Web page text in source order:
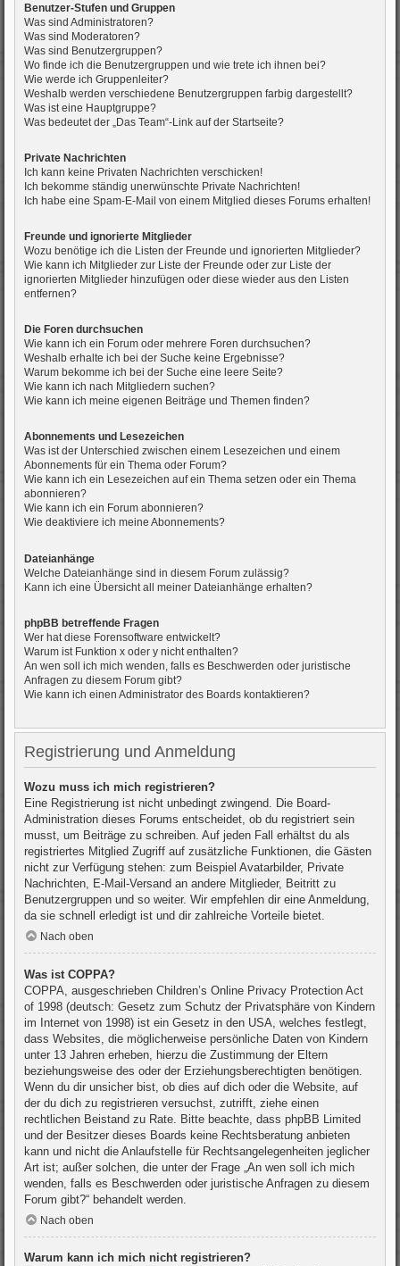
Benutzer-Stufen und Gruppen
Was sind Administratoren?
Was sind Moderatoren?
Was sind Benutzergruppen?
Wo finde ich die Benutzergruppen und wie trete ich ihnen bei?
Wie werde ich Gruppenleiter?
Weshalb werden verschiedene Benutzergruppen farbig dargestellt?
Was ist eine Hauptgruppe?
Was bedeutet der „Das Team“-Link auf der Startseite?
Private Nachrichten
Ich kann keine Privaten Nachrichten verschicken!
Ich bekomme ständig unerwünschte Private Nachrichten!
Ich habe eine Spam-E-Mail von einem Mitglied dieses Forums erhalten!
Freunde und ignorierte Mitglieder
Wozu benötige ich die Listen der Freunde und ignorierten Mitglieder?
Wie kann ich Mitglieder zur Liste der Freunde oder zur Liste der
ignorierten Mitglieder hinzufügen oder diese wieder aus den Listen
entfernen?
Die Foren durchsuchen
Wie kann ich ein Forum oder mehrere Foren durchsuchen?
Weshalb erhalte ich bei der Suche keine Ergebnisse?
Warum bekomme ich bei der Suche eine leere Seite?
Wie kann ich nach Mitgliedern suchen?
Wie kann ich meine eigenen Beiträge und Themen finden?
Abonnements und Lesezeichen
Was ist der Unterschied zwischen einem Lesezeichen und einem
Abonnements für ein Thema oder Forum?
Wie kann ich ein Lesezeichen auf ein Thema setzen oder ein Thema
abonnieren?
Wie kann ich ein Forum abonnieren?
Wie deaktiviere ich meine Abonnements?
Dateianhänge
Welche Dateianhänge sind in diesem Forum zulässig?
Kann ich eine Übersicht all meiner Dateianhänge erhalten?
phpBB betreffende Fragen
Wer hat diese Forensoftware entwickelt?
Warum ist Funktion x oder y nicht enthalten?
An wen soll ich mich wenden, falls es Beschwerden oder juristische
Anfragen zu diesem Forum gibt?
Wie kann ich einen Administrator des Boards kontaktieren?
Registrierung und Anmeldung
Wozu muss ich mich registrieren?
Eine Registrierung ist nicht unbedingt zwingend. Die Board-
Administration dieses Forums entscheidet, ob du registriert sein
musst, um Beiträge zu schreiben. Auf jeden Fall erhältst du als
registriertes Mitglied Zugriff auf zusätzliche Funktionen, die Gästen
nicht zur Verfügung stehen: zum Beispiel Avatarbilder, Private
Nachrichten, E-Mail-Versand an andere Mitglieder, Beitritt zu
Benutzergruppen und so weiter. Wir empfehlen dir eine Anmeldung,
da sie schnell erledigt ist und dir zahlreiche Vorteile bietet.
Nach oben
Was ist COPPA?
COPPA, ausgeschrieben Children’s Online Privacy Protection Act
of 1998 (deutsch: Gesetz zum Schutz der Privatsphäre von Kindern
im Internet von 1998) ist ein Gesetz in den USA, welches festlegt,
dass Websites, die möglicherweise persönliche Daten von Kindern
unter 13 Jahren erheben, hierzu die Zustimmung der Eltern
beziehungsweise des oder der Erziehungsberechtigten benötigen.
Wenn du dir unsicher bist, ob dies auf dich oder die Website, auf
der du dich zu registrieren versuchst, zutrifft, ziehe einen
rechtlichen Beistand zu Rate. Bitte beachte, dass phpBB Limited
und der Besitzer dieses Boards keine Rechtsberatung anbieten
kann und nicht die Anlaufstelle für Rechtsangelegenheiten jeglicher
Art ist; außer solchen, die unter der Frage „An wen soll ich mich
wenden, falls es Beschwerden oder juristische Anfragen zu diesem
Forum gibt?“ behandelt werden.
Nach oben
Warum kann ich mich nicht registrieren?